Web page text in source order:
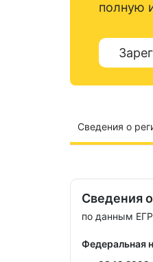
полную
Сведения о
Сведения
по данным
Федеральная